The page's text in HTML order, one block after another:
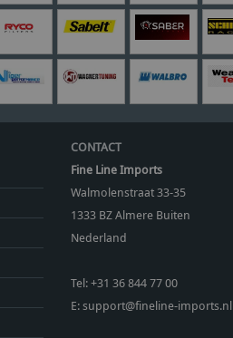
CONTACT
Fine Line Imports
Walmolenstraat 33-35
1333 BZAlmere Buiten
Nederland
Tel:+31 36 844 77 00
E:support@fineline-imports.nl